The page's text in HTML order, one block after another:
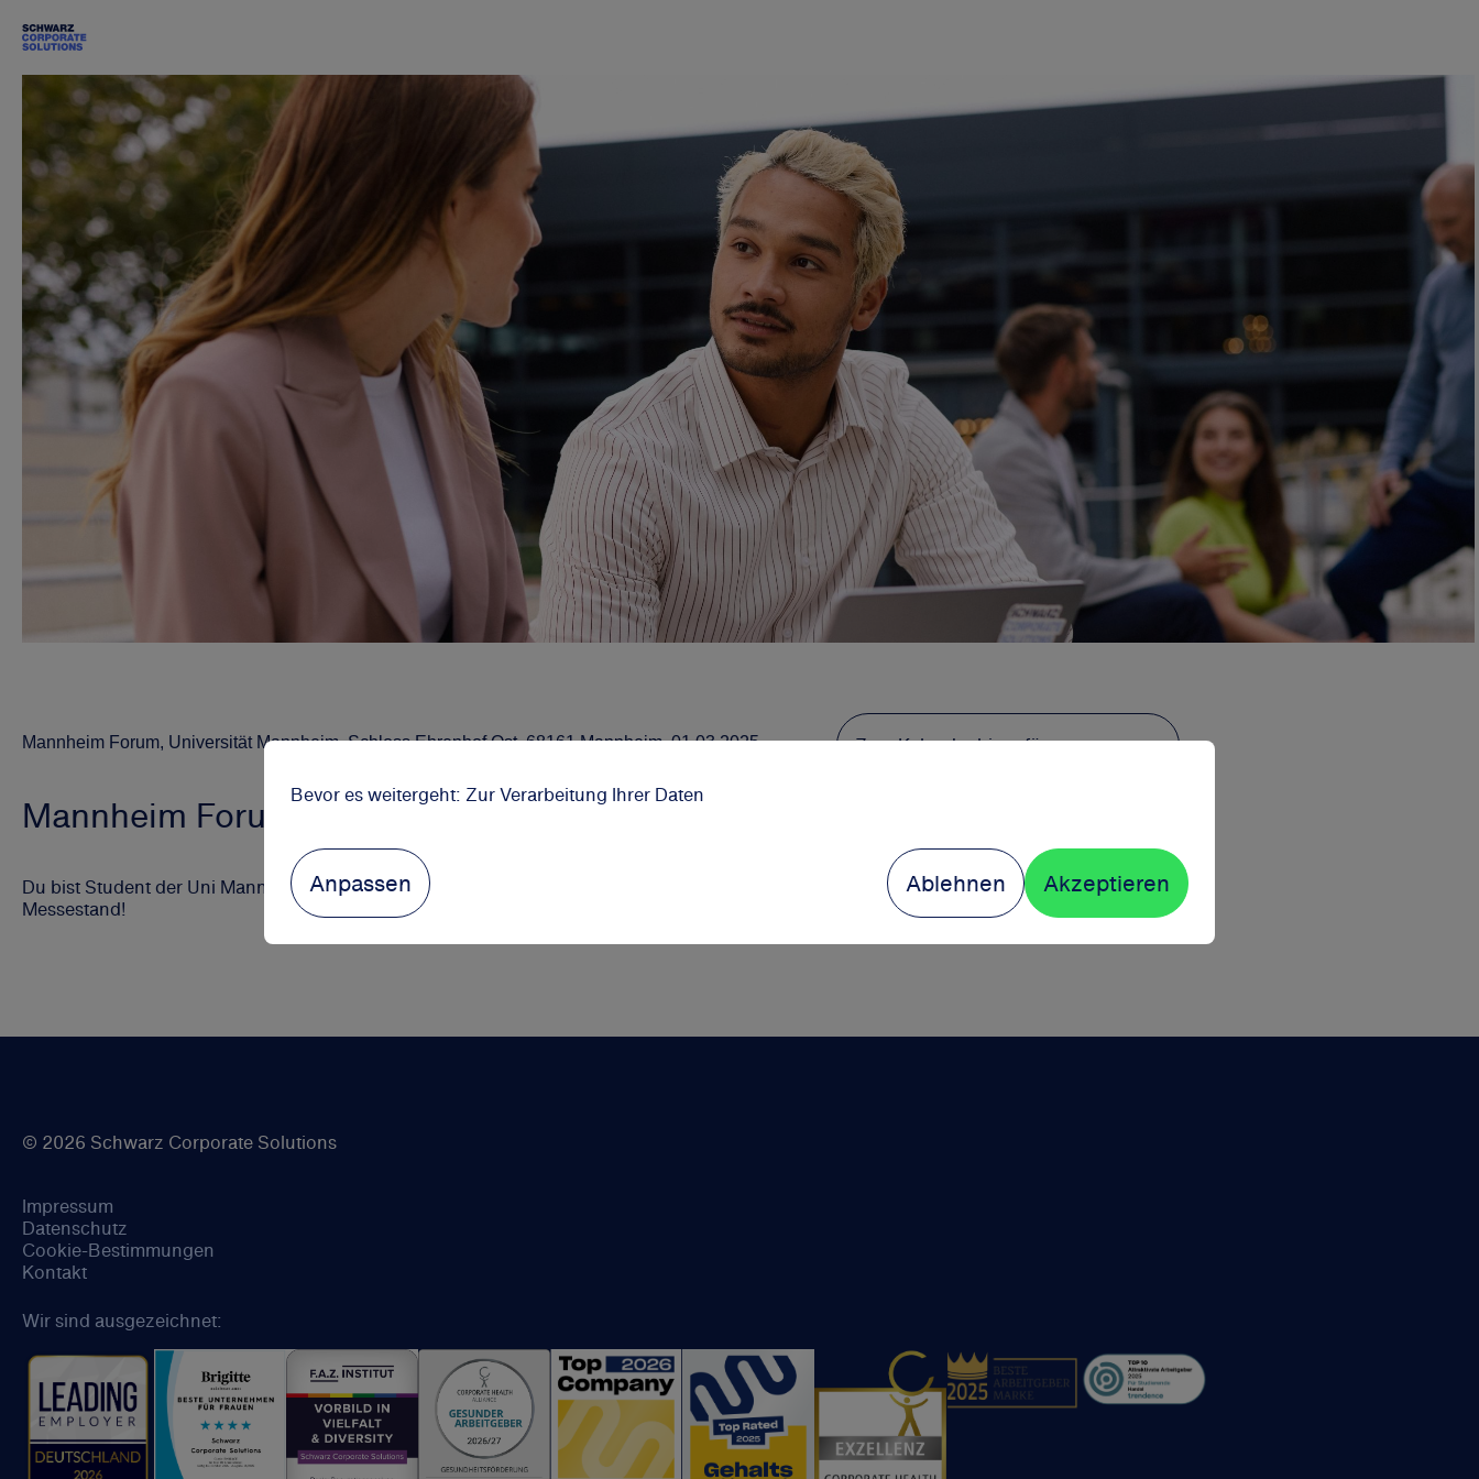
Bevor es weitergeht: Zur Verarbeitung Ihrer Daten
Anpassen Ablehnen Akzeptieren
Mannheim Forum, Universität Mannheim, Schloss Ehrenhof Ost, 68161 Mannheim, 01.03.2025
Mannheim Forum
Du bist Student der Uni Mannheim? Entdecke unsere vielfältigen Möglichkeiten an unserem
Messestand!
Zum Kalender hinzufügen
© 2026 Schwarz Corporate Solutions
Impressum
Datenschutz
Cookie-Bestimmungen
Kontakt
Wir sind ausgezeichnet: